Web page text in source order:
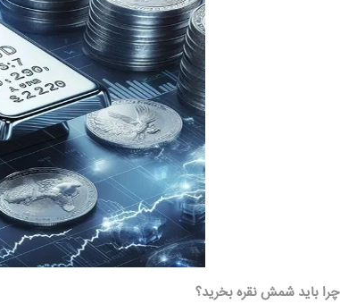
چرا باید شمش نقره بخرید؟